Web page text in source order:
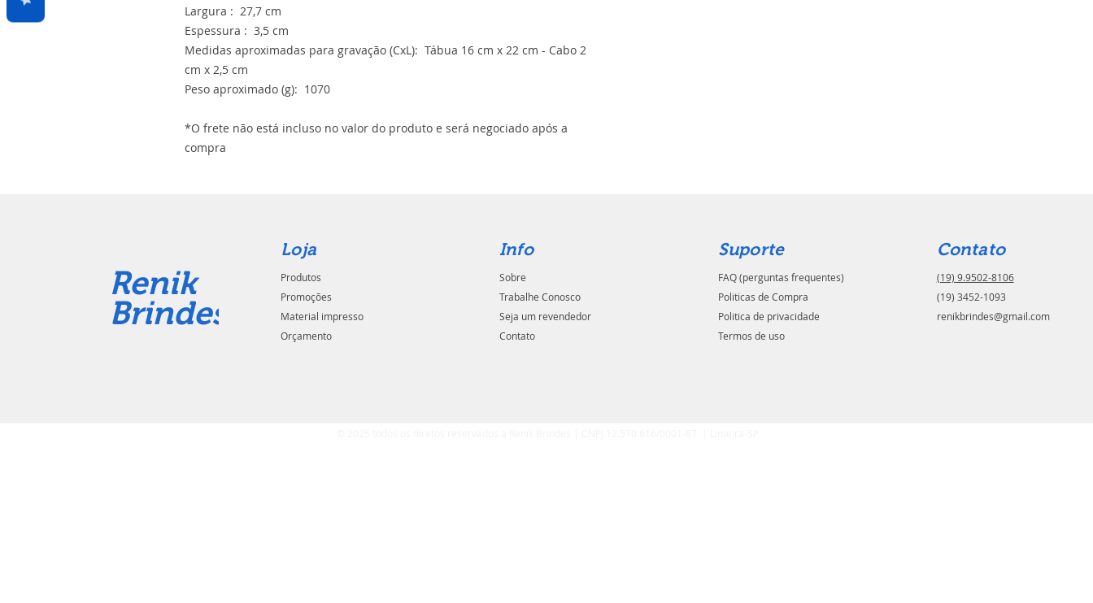
Largura : 27,7 cm
Espessura : 3,5 cm
Medidas aproximadas para gravação (CxL): Tábua 16 cm x 22 cm - Cabo 2
cm x 2,5 cm
Peso aproximado (g): 1070
*O frete não está incluso no valor do produto e será negociado após a
compra
Renik
Brindes
Loja
Produtos
Promoções
Material impresso
Orçamento
Info
Sobre
Trabalhe Conosco
Seja um revendedor
Contato
Suporte
FAQ (perguntas frequentes)
Politicas de Compra
Politica de privacidade
Termos de uso
Contato
(19) 9.9502-8106
(19) 3452-1093
renikbrindes@gmail.com